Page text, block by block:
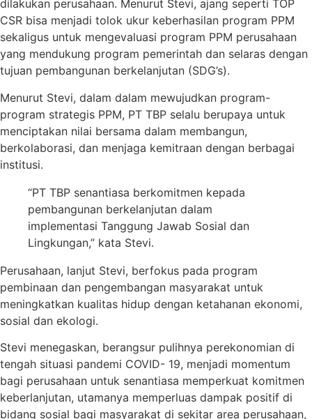
dilakukan perusahaan. Menurut Stevi, ajang seperti TOP
CSR bisa menjadi tolok ukur keberhasilan program PPM
sekaligus untuk mengevaluasi program PPM perusahaan
yang mendukung program pemerintah dan selaras dengan
tujuan pembangunan berkelanjutan (SDG’s).
Menurut Stevi, dalam dalam mewujudkan program-
program strategis PPM, PT TBP selalu berupaya untuk
menciptakan nilai bersama dalam membangun,
berkolaborasi, dan menjaga kemitraan dengan berbagai
institusi.
“PT TBP senantiasa berkomitmen kepada
pembangunan berkelanjutan dalam
implementasi Tanggung Jawab Sosial dan
Lingkungan,” kata Stevi.
Perusahaan, lanjut Stevi, berfokus pada program
pembinaan dan pengembangan masyarakat untuk
meningkatkan kualitas hidup dengan ketahanan ekonomi,
sosial dan ekologi.
Stevi menegaskan, berangsur pulihnya perekonomian di
tengah situasi pandemi COVID- 19, menjadi momentum
bagi perusahaan untuk senantiasa memperkuat komitmen
keberlanjutan, utamanya memperluas dampak positif di
bidang sosial bagi masyarakat di sekitar area perusahaan,